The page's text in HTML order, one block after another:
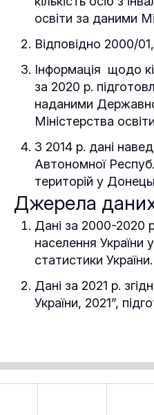
освіти за даними
Відповідно 2000/
Інформація щодо
за 2020 р.
наданими
Міністерства
З 2014 р. дані
Автономної
територій у
Джерела
Дані за 2000-2020
населення
статистики України.
Дані за 2021 р.
України, 2021”,